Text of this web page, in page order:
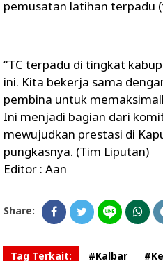
pemusatan latihan terpadu
“TC terpadu di tingkat
ini. Kita bekerja sama
pembina untuk
Ini menjadi bagian dari
mewujudkan prestasi di
pungkasnya. (Tim Liputan)
Editor : Aan
Share:
Tag Terkait: #Kalbar